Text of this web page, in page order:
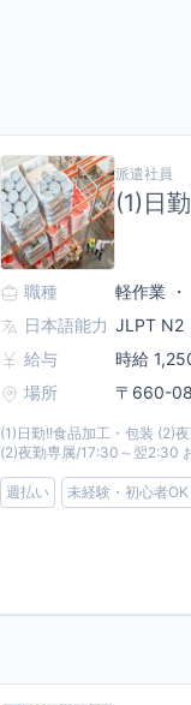
派遣社員
(1)日
職種
軽作業
日本語能力 JLPT N2
給与
時給
場所
〒660-
(1)日勤!!食品加工・包装 (2)
(2)夜勤専属/17:30～翌2:30
週払い 未経験・初心者OK